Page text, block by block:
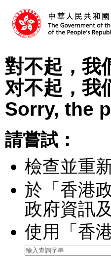
對不起，我
对不起，我
Sorry, the
請嘗試：
檢查並重
於「香港
政府資訊
使用「香